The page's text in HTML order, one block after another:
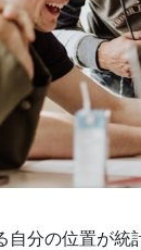
自分の位置が